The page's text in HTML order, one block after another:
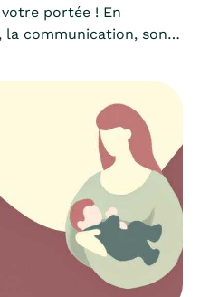
votre portée ! En
la communication, sont
relations, mais aussi
certaines
si on doit consulter
qui s’orienter ?Parce
libre et
femmes, osez prendre
sexuels ont une